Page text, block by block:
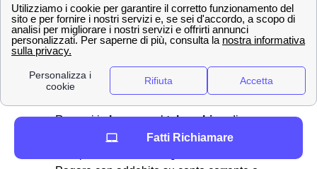
ricarica con Wind-Tre a Torreglia
Ricaricareil proprio numero di telefono a Torreglia
significa rimediare ad un credito residuo troppo basso o
inesistente sulla vostra sim Wind-Tre. Per effettuare una
ricarica si può:
Recarsi inbancao altabacchinodi
Fatti Richiamare